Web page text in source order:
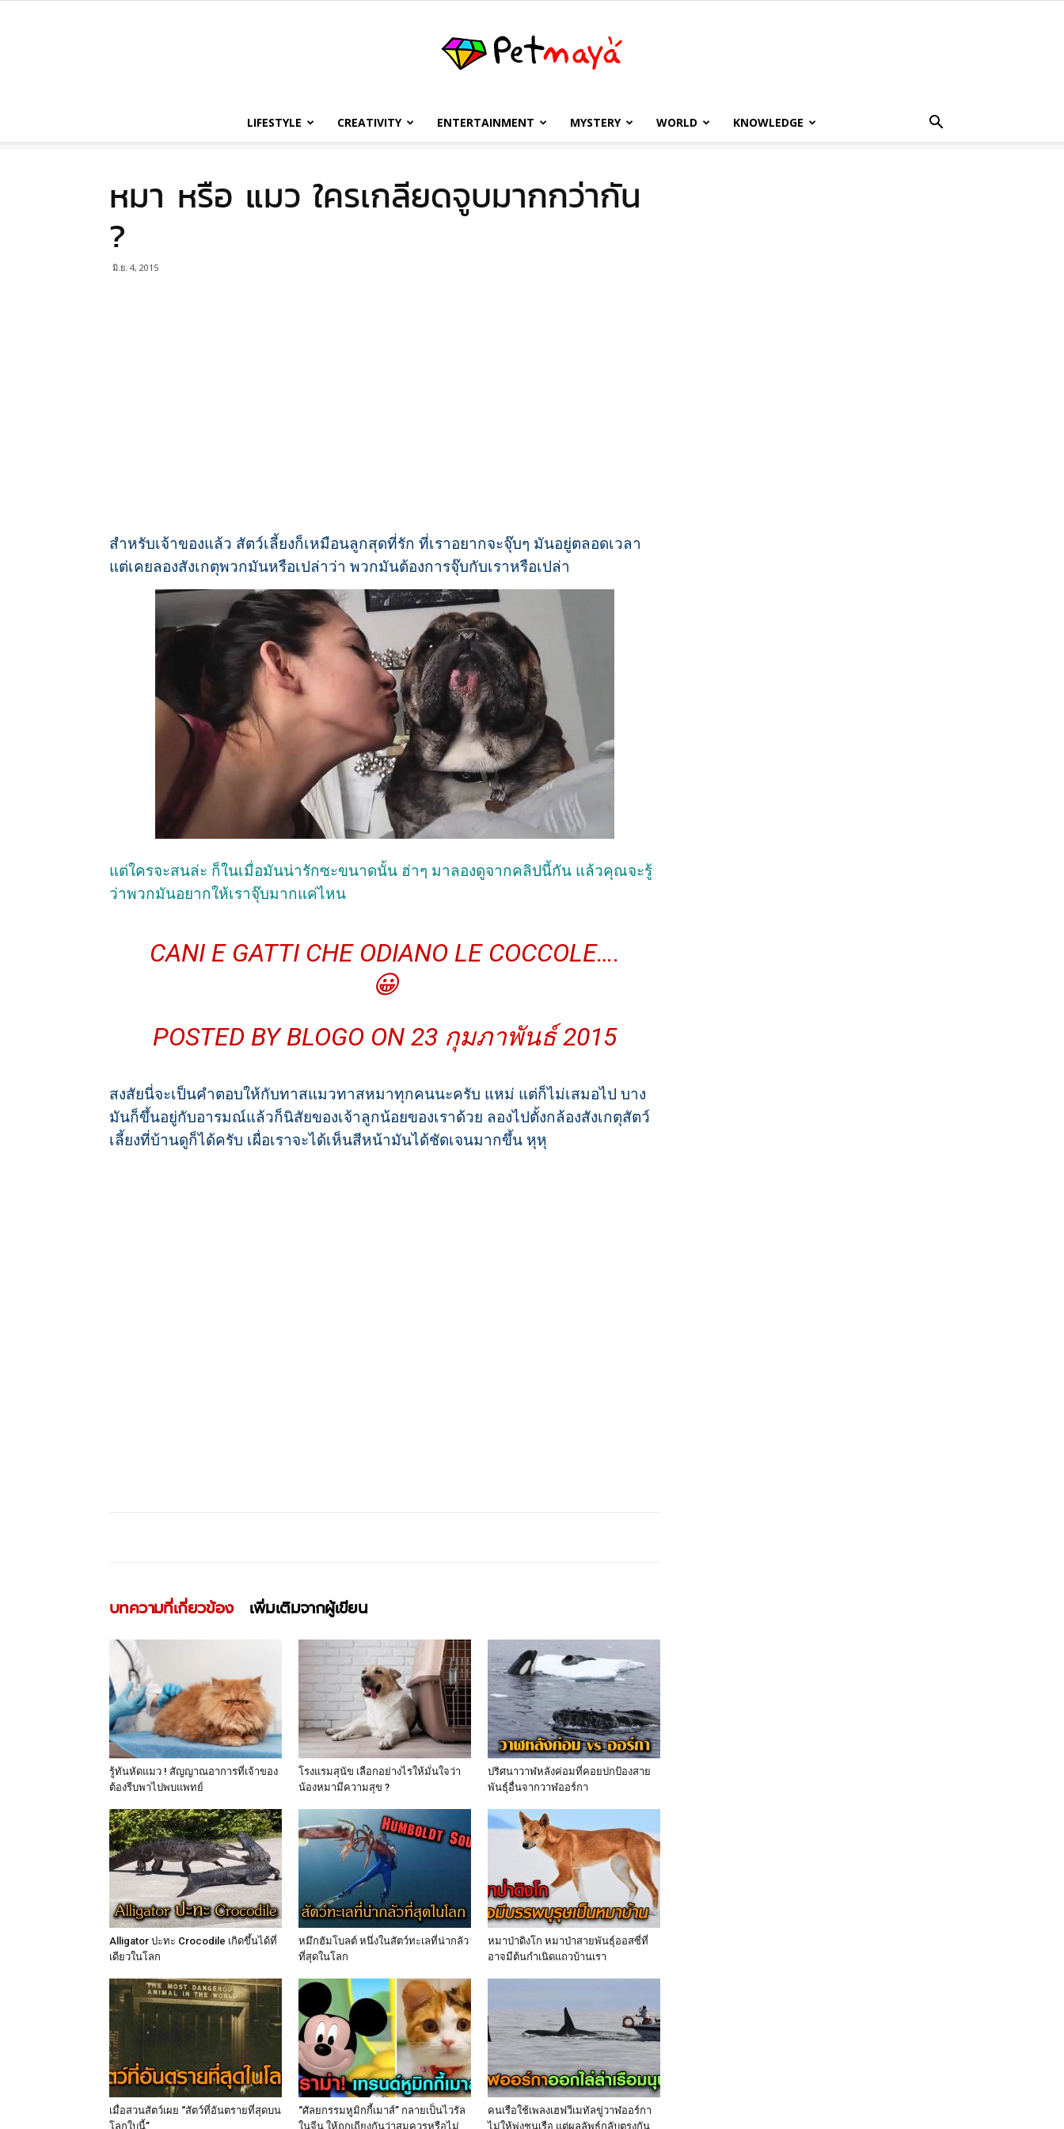
เพชร
LIFESTYLE CREATIVITY ENTERTAINMENT MYSTERY WORLD KNOWLEDGE
หมา หรือ แมว ใครเกลียดจูบมากกว่ากัน
?
มิ.ย. 4, 2015
สำหรับเจ้าของแล้ว สัตว์เลี้ยงก็เหมือนลูกสุดที่รัก ที่เราอยากจะจุ๊บๆ มันอยู่ตลอดเวลา
แต่เคยลองสังเกตุพวกมันหรือเปล่าว่า พวกมันต้องการจุ๊บกับเราหรือเปล่า
แต่ใครจะสนล่ะ ก็ในเมื่อมันน่ารักซะขนาดนั้น ฮ่าๆ มาลองดูจากคลิปนี้กัน แล้วคุณจะรู้
ว่าพวกมันอยากให้เราจุ๊บมากแค่ไหน
CANI E GATTI CHE ODIANO LE COCCOLE….
😀
POSTED BYBLOGO ON 23 กุมภาพันธ์ 2015
สงสัยนี่จะเป็นคำตอบให้กับทาสแมวทาสหมาทุกคนนะครับ แหม่ แต่ก็ไม่เสมอไป บาง
มันก็ขึ้นอยู่กับอารมณ์แล้วก็นิสัยของเจ้าลูกน้อยของเราด้วย ลองไปตั้งกล้องสังเกตุสัตว์
เลี้ยงที่บ้านดูก็ได้ครับ เผื่อเราจะได้เห็นสีหน้ามันได้ชัดเจนมากขึ้น หุหุ
บทความที่เกี่ยวข้อง เพิ่มเติมจากผู้เขียน
รู้ทันหัดแมว ! สัญญาณอาการที่เจ้าของ
ต้องรีบพาไปพบแพทย์
โรงแรมสุนัข เลือกอย่างไรให้มั่นใจว่า
น้องหมามีความสุข ?
ปริศนาวาฬหลังค่อมที่คอยปกป้องสาย
พันธุ์อื่นจากวาฬออร์กา
Alligator ปะทะ Crocodile เกิดขึ้นได้ที่
เดียวในโลก
หมึกฮัมโบลต์ หนึ่งในสัตว์ทะเลที่น่ากลัว
ที่สุดในโลก
หมาป่าดิงโก หมาป่าสายพันธุ์ออสซี่ที่
อาจมีต้นกำเนิดแถวบ้านเรา
เมื่อสวนสัตว์เผย “สัตว์ที่อันตรายที่สุดบน
โลกใบนี้”
“ศัลยกรรมหูมิกกี้เมาส์” กลายเป็นไวรัล
ในจีน ให้ถกเถียงกันว่าสมควรหรือไม่
คนเรือใช้เพลงเฮฟวีเมทัลขู่วาฬออร์กา
ไม่ให้พุ่งชนเรือ แต่ผลลัพธ์กลับตรงกัน